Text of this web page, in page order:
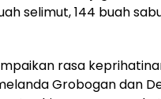
selimut, 144 buah
rasa
Grobogan dan